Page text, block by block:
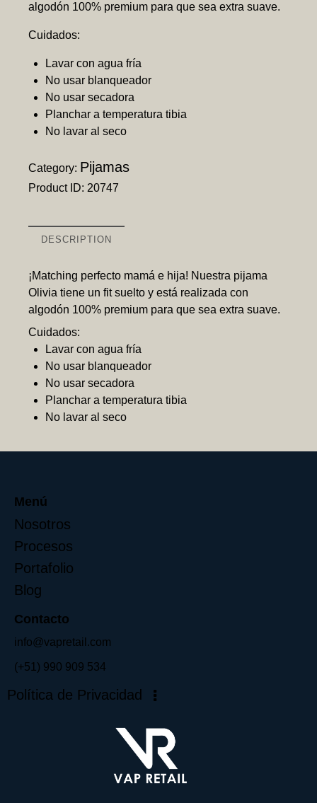
algodón 100% premium para que sea extra suave.
Cuidados:
Lavar con agua fría
No usar blanqueador
No usar secadora
Planchar a temperatura tibia
No lavar al seco
Category: Pijamas
Product ID: 20747
DESCRIPTION
¡Matching perfecto mamá e hija! Nuestra pijama
Olivia tiene un fit suelto y está realizada con
algodón 100% premium para que sea extra suave.
Cuidados:
Lavar con agua fría
No usar blanqueador
No usar secadora
Planchar a temperatura tibia
No lavar al seco
Menú
Nosotros
Procesos
Portafolio
Blog
Contacto
info@vapretail.com
(+51) 990 909 534
Política de Privacidad